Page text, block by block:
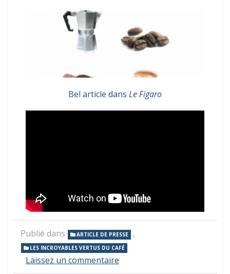
Bel article dans Le Figaro
Publié dans ARTICLE DE PRESSE ,
LES INCROYABLES VERTUS DU CAFÉ
Laissez un commentaire